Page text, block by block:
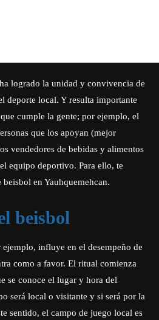
logrado la unidad y convivencia de
deporte local. Y resulta importante
cumple la gente; por ejemplo, el
que los apoyan (mejor
vendedores de bebidas y alimentos
equipo deportivo. Para ello, te
en Yauhquemehcan.
beisbol
ejemplo, influye en el desempeño de
como a favor. El ritual comienza
se conoce el lugar y hora del
será local o visitante y si será por la
sentido, el campo de juego local es